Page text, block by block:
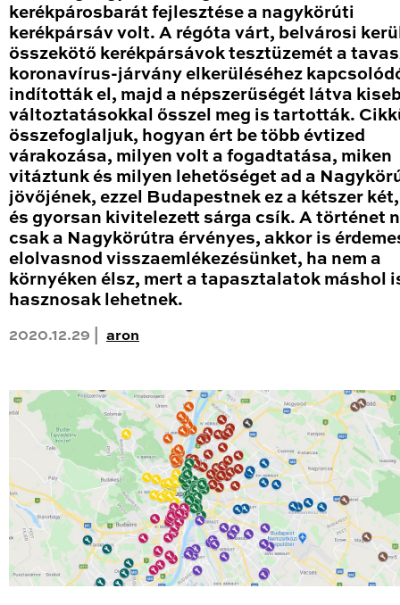
kerékpárosbarát fejlesztése a nagykörúti
kerékpársáv volt. A régóta várt, belvárosi
összekötő kerékpársávok tesztüzemét a
koronavírus-járvány elkerüléséhez
indították el, majd a népszerűségét látva
változtatásokkal ősszel meg is tartották.
összefoglaljuk, hogyan ért be több évtized
várakozása, milyen volt a fogadtatása, miken
vitáztunk és milyen lehetőséget ad a
jövőjének, ezzel Budapestnek ez a kétszer
és gyorsan kivitelezett sárga csík. A történet
csak a Nagykörútra érvényes, akkor is
elolvasnod visszaemlékezésünket, ha nem a
környéken élsz, mert a tapasztalatok máshol
hasznosak lehetnek.
2020.12.29 | aron